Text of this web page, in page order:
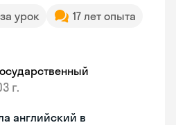
урок
17 лет опыта
г.
английский в